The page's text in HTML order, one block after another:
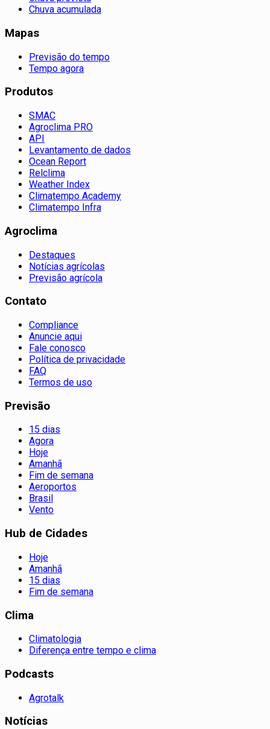
Chuva acumulada
Mapas
Previsão do tempo
Tempo agora
Produtos
SMAC
Agroclima PRO
API
Levantamento de dados
Ocean Report
Relclima
Weather Index
Climatempo Academy
Climatempo Infra
Agroclima
Destaques
Notícias agrícolas
Previsão agrícola
Contato
Compliance
Anuncie aqui
Fale conosco
Política de privacidade
FAQ
Termos de uso
Previsão
15 dias
Agora
Hoje
Amanhã
Fim de semana
Aeroportos
Brasil
Vento
Hub de Cidades
Hoje
Amanhã
15 dias
Fim de semana
Clima
Climatologia
Diferença entre tempo e clima
Podcasts
Agrotalk
Notícias